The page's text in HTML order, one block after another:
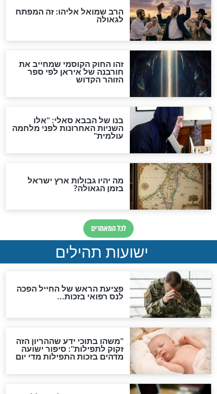
האם לאחר בוא המשיח יהיה
אפשר לחזור בתשובה?
לכל המאמרים
להמתקת הדינים וביטול
גזרות
סגולת ע"ב שמות הקודש
תפילה סגולית להמתקת
הדינים